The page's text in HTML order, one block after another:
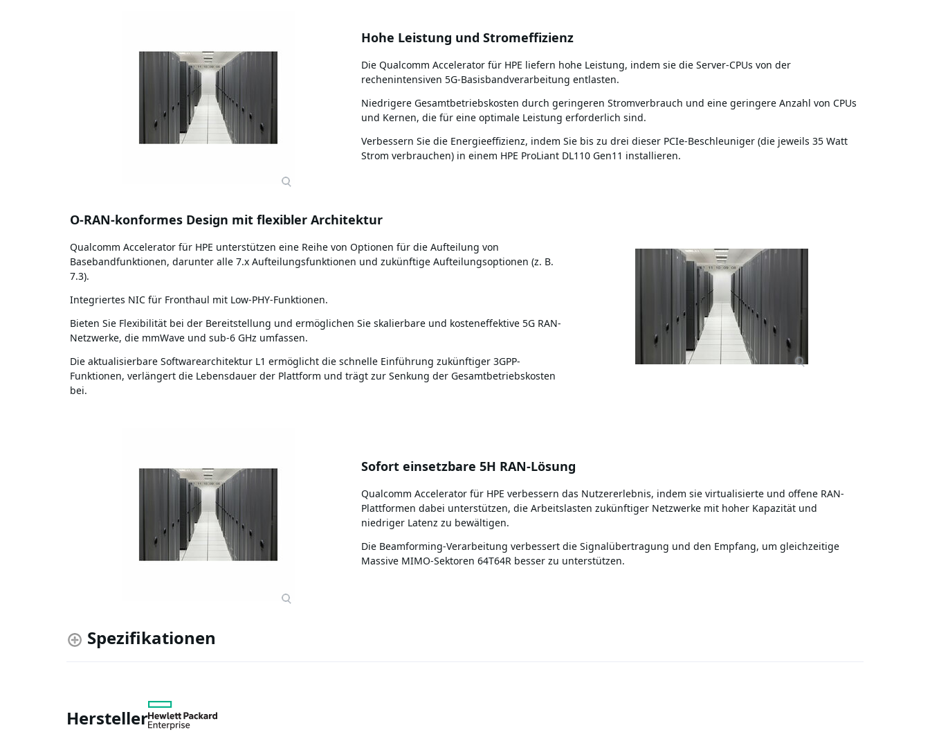
Hohe Leistung und Stromeffizienz
Die Qualcomm Accelerator für HPE liefern hohe Leistung, indem sie die Server-CPUs von der
rechenintensiven 5G-Basisbandverarbeitung entlasten.
Niedrigere Gesamtbetriebskosten durch geringeren Stromverbrauch und eine geringere Anzahl von CPUs
und Kernen, die für eine optimale Leistung erforderlich sind.
Verbessern Sie die Energieeffizienz, indem Sie bis zu drei dieser PCIe-Beschleuniger (die jeweils 35 Watt
Strom verbrauchen) in einem HPE ProLiant DL110 Gen11 installieren.
O-RAN-konformes Design mit flexibler Architektur
Qualcomm Accelerator für HPE unterstützen eine Reihe von Optionen für die Aufteilung von
Basebandfunktionen, darunter alle 7.x Aufteilungsfunktionen und zukünftige Aufteilungsoptionen (z. B.
7.3).
Integriertes NIC für Fronthaul mit Low-PHY-Funktionen.
Bieten Sie Flexibilität bei der Bereitstellung und ermöglichen Sie skalierbare und kosteneffektive 5G RAN-
Netzwerke, die mmWave und sub-6 GHz umfassen.
Die aktualisierbare Softwarearchitektur L1 ermöglicht die schnelle Einführung zukünftiger 3GPP-
Funktionen, verlängert die Lebensdauer der Plattform und trägt zur Senkung der Gesamtbetriebskosten
bei.
Sofort einsetzbare 5H RAN-Lösung
Qualcomm Accelerator für HPE verbessern das Nutzererlebnis, indem sie virtualisierte und offene RAN-
Plattformen dabei unterstützen, die Arbeitslasten zukünftiger Netzwerke mit hoher Kapazität und
niedriger Latenz zu bewältigen.
Die Beamforming-Verarbeitung verbessert die Signalübertragung und den Empfang, um gleichzeitige
Massive MIMO-Sektoren 64T64R besser zu unterstützen.
Spezifikationen
Hersteller